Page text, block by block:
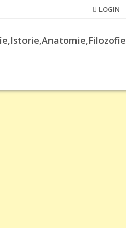
LOGIN